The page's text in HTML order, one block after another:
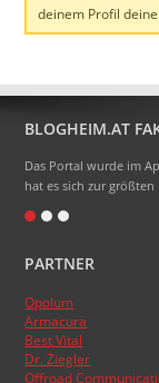
deinem Profil
BLOGHEIM.AT
Das Portal wurde im
hat es sich zur
nur Blogheim dazu.
:)
Das Topblogranking
mehrmals umgestellt,
Besucherzahlen der
PARTNER
Opolum
Armacura
Best Vital
Dr. Ziegler
Offroad